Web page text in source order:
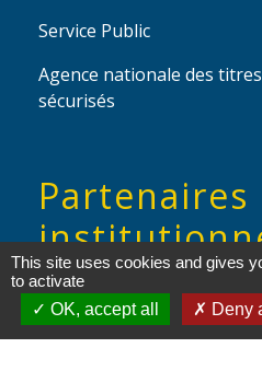
Service Public
Agence nationale des titres
sécurisés
Partenaires
Département de l'Oise
This site uses cookies and gives
to activate
OK, accept all
Deny